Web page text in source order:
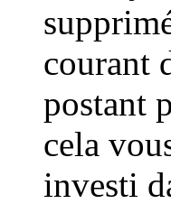
courant
postant
cela
investi